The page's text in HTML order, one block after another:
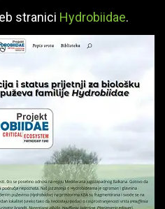
stranici Hydrobiidae.